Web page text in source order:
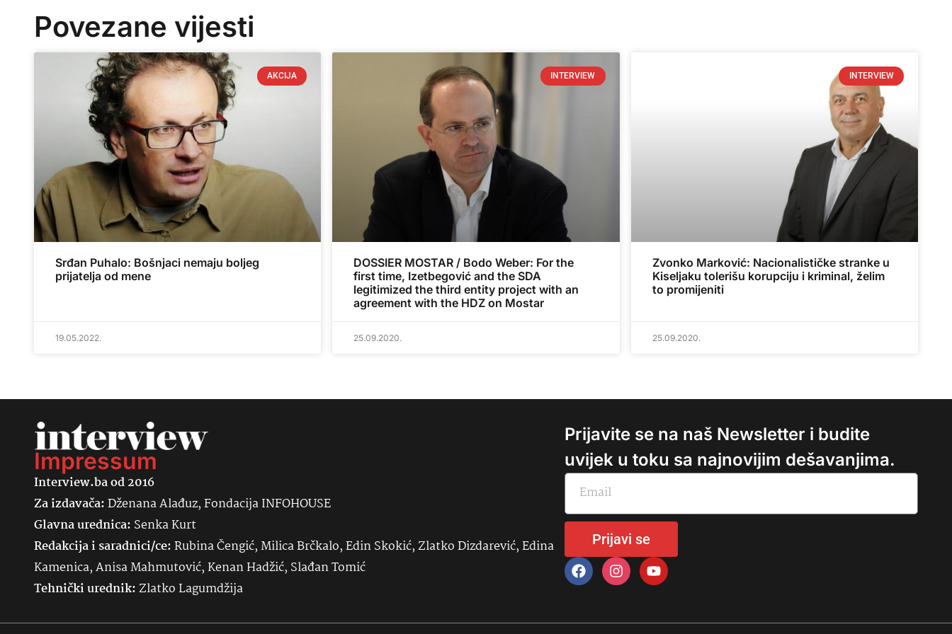
Povezane vijesti
AKCIJA
Srđan Puhalo: Bošnjaci nemaju boljeg
prijatelja od mene
19.05.2022.
INTERVIEW
DOSSIER MOSTAR / Bodo Weber: For the
first time, Izetbegović and the SDA
legitimized the third entity project with an
agreement with the HDZ on Mostar
25.09.2020.
INTERVIEW
Zvonko Marković: Nacionalističke stranke u
Kiseljaku tolerišu korupciju i kriminal, želim
to promijeniti
25.09.2020.
Impressum
Interview.ba od 2016
Za izdavača:Dženana Alađuz, Fondacija INFOHOUSE
Glavna urednica: SenkaKurt
Redakcija i saradnici/ce:Rubina Čengić, Milica Brčkalo, Edin Skokić, Zlatko Dizdarević, Edina
Kamenica, Anisa Mahmutović, Kenan Hadžić, Slađan Tomić
Tehnički urednik:Zlatko Lagumdžija
Prijavite se na naš Newsletter i budite
uvijek u toku sa najnovijim dešavanjima.
Prijavi se